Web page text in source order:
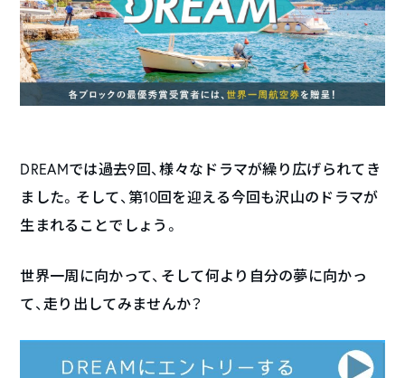
DREAMでは過去9回、様々なドラマが繰り広げられてき
ました。そして、第10回を迎える今回も沢山のドラマが
生まれることでしょう。
世界一周に向かって、そして何より自分の夢に向かっ
て、走り出してみませんか？